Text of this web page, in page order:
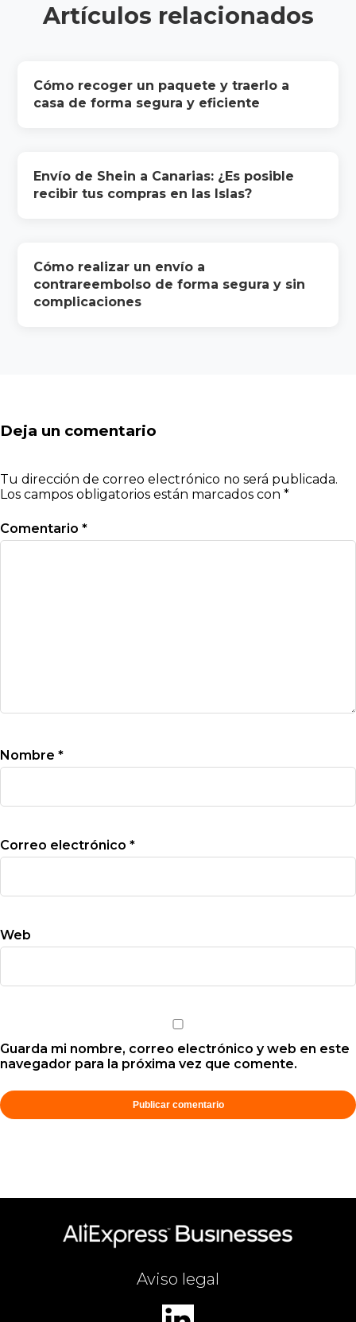
Artículos relacionados
Cómo recoger un paquete y traerlo a
casa de forma segura y eficiente
Envío de Shein a Canarias: ¿Es posible
recibir tus compras en las Islas?
Cómo realizar un envío a
contrareembolso de forma segura y sin
complicaciones
Deja un comentario
Tu dirección de correo electrónico no será publicada.
Los campos obligatorios están marcados con *
Comentario *
Nombre *
Correo electrónico *
Web
Guarda mi nombre, correo electrónico y web en este
navegador para la próxima vez que comente.
Aviso legal